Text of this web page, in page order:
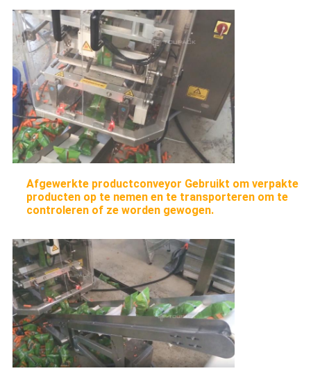
Afgewerkte productconveyor Gebruikt om verpakte
producten op te nemen en te transporteren om te
controleren of ze worden gewogen.